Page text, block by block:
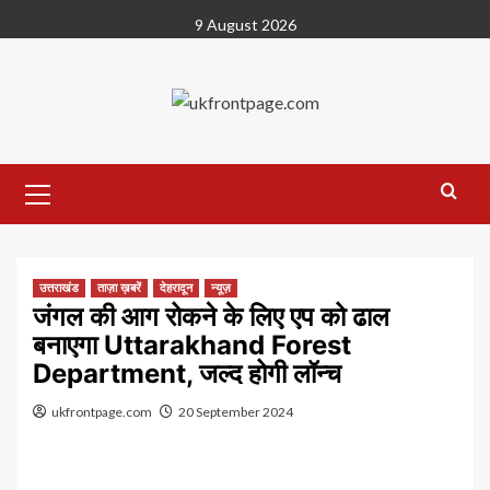
to
9 August 2026
Menu
उत्तराखंड ताज़ा ख़बरें देहरादून न्यूज़
जंगल की आग रोकने के लिए एप को ढाल
बनाएगा Uttarakhand Forest
Department, जल्‍द होगी लॉन्च
ukfrontpage.com 20 September 2024